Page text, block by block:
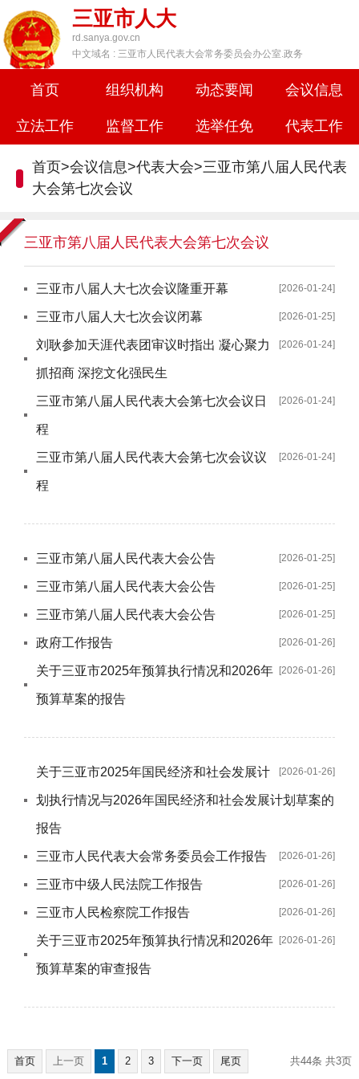
三亚市人大
rd.sanya.gov.cn
中文域名 : 三亚市人民代表大会常务委员会办公室.政务
首页 组织机构 动态要闻 会议信息
立法工作 监督工作 选举任免 代表工作
首页>会议信息>代表大会>三亚市第八届人民代表
大会第七次会议
三亚市第八届人民代表大会第七次会议
[2026-01-24]
三亚市八届人大七次会议隆重开幕
[2026-01-25]
三亚市八届人大七次会议闭幕
[2026-01-24]
刘耿参加天涯代表团审议时指出 凝心聚力
抓招商 深挖文化强民生
[2026-01-24]
三亚市第八届人民代表大会第七次会议日
程
[2026-01-24]
三亚市第八届人民代表大会第七次会议议
程
[2026-01-25]
三亚市第八届人民代表大会公告
[2026-01-25]
三亚市第八届人民代表大会公告
[2026-01-25]
三亚市第八届人民代表大会公告
[2026-01-26]
政府工作报告
[2026-01-26]
关于三亚市2025年预算执行情况和2026年
预算草案的报告
[2026-01-26]
关于三亚市2025年国民经济和社会发展计
划执行情况与2026年国民经济和社会发展计划草案的
报告
[2026-01-26]
三亚市人民代表大会常务委员会工作报告
[2026-01-26]
三亚市中级人民法院工作报告
[2026-01-26]
三亚市人民检察院工作报告
[2026-01-26]
关于三亚市2025年预算执行情况和2026年
预算草案的审查报告
首页 上一页 1 2 3 下一页 尾页 共3页
共44条